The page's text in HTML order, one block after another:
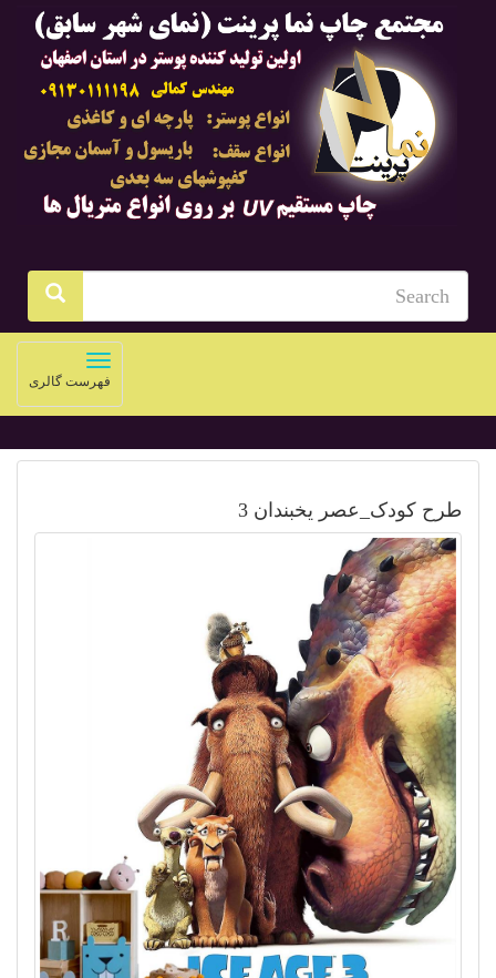
navigation
فهرست گالری
طرح کودک_عصر یخبندان 3